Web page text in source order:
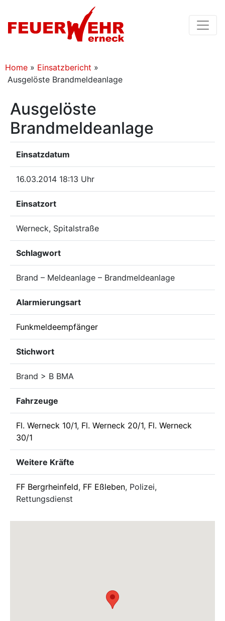
Home » Einsatzbericht »
Ausgelöste Brandmeldeanlage
Ausgelöste
Brandmeldeanlage
Einsatzdatum
16.03.2014 18:13 Uhr
Einsatzort
Werneck, Spitalstraße
Schlagwort
Brand – Meldeanlage – Brandmeldeanlage
Alarmierungsart
Funkmeldeempfänger
Stichwort
Brand > B BMA
Fahrzeuge
Fl. Werneck 10/1, Fl. Werneck 20/1, Fl. Werneck
30/1
Weitere Kräfte
FF Bergrheinfeld, FF Eßleben, Polizei,
Rettungsdienst